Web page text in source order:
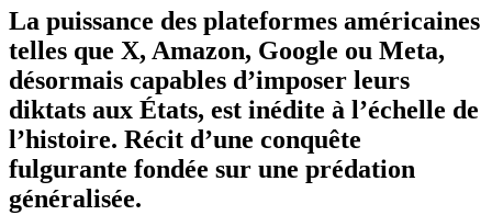
La puissance des plateformes américaines
telles que X, Amazon, Google ou Meta,
désormais capables d’imposer leurs
diktats aux États, est inédite à l’échelle de
l’histoire. Récit d’une conquête
fulgurante fondée sur une prédation
généralisée.